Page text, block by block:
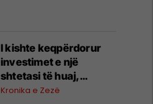
I kishte keqpërdorur
investimet e një
shtetasi të huaj,
arrestohet i dyshuari
Kronika e Zezë